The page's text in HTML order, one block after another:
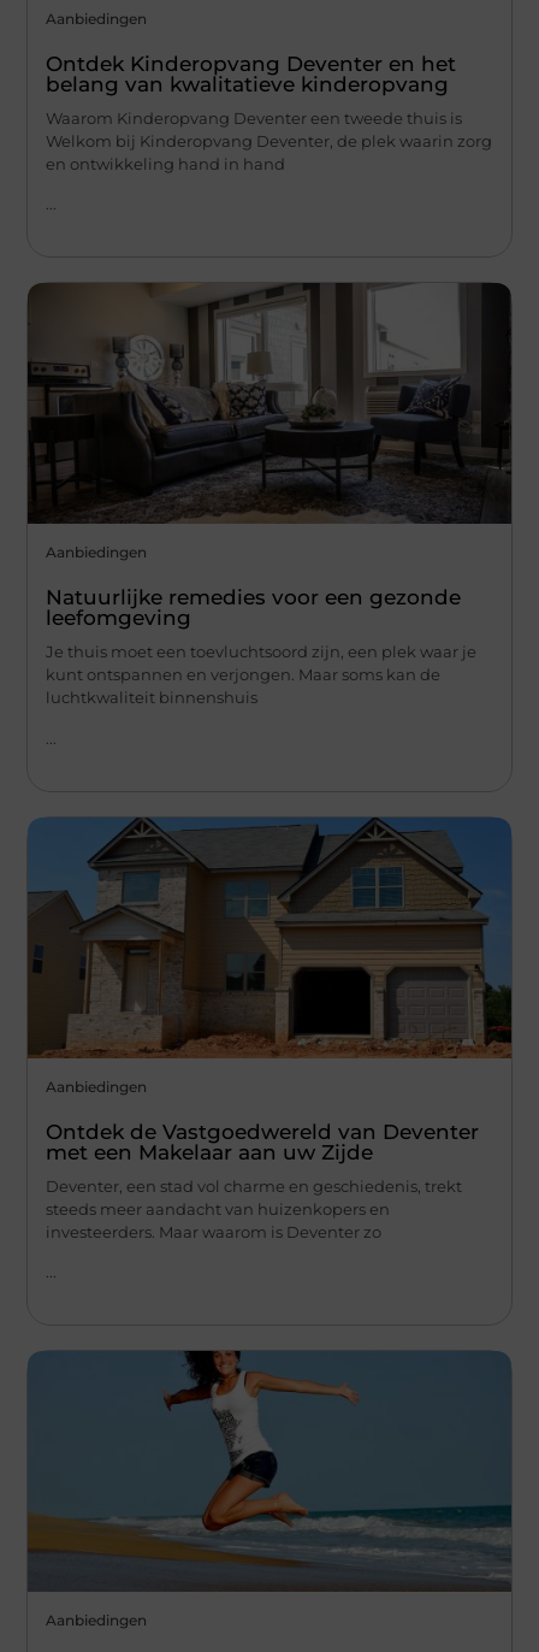
Aanbiedingen
Ontdek Kinderopvang Deventer en het
belang van kwalitatieve kinderopvang
Waarom Kinderopvang Deventer een tweede thuis is
Welkom bij Kinderopvang Deventer, de plek waarin zorg
en ontwikkeling hand in hand
...
Aanbiedingen
Natuurlijke remedies voor een gezonde
leefomgeving
Je thuis moet een toevluchtsoord zijn, een plek waar je
kunt ontspannen en verjongen. Maar soms kan de
luchtkwaliteit binnenshuis
Aanbiedingen
Ontdek de Vastgoedwereld van Deventer
met een Makelaar aan uw Zijde
Deventer, een stad vol charme en geschiedenis, trekt
steeds meer aandacht van huizenkopers en
investeerders. Maar waarom is Deventer zo
Aanbiedingen